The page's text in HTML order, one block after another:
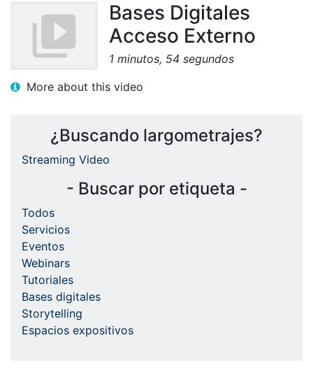
Bases Digitales
Acceso Externo
1 minutos, 54 segundos
More about this video
¿Buscando largometrajes?
Streaming Video
- Buscar por etiqueta -
Todos
Servicios
Eventos
Webinars
Tutoriales
Bases digitales
Storytelling
Espacios expositivos